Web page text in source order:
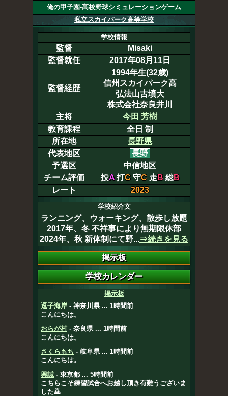
俺の甲子園-高校野球シミュレーションゲーム
私立スカイパーク高等学校
学校情報
監督
Misaki
監督就任
2017年08月11日
監督経歴
1994年生(32歳)
信州スカイパーク高
弘法山古墳大
株式会社奈良井川
主将
今田 芳樹
教育課程
全日 制
所在地
長野県
代表地区
長野
予選区
中信地区
チーム評価
投A打C守C走 B総B
レート
2023
学校紹介文
ランニング、ウォーキング、散歩し放題
2017年、冬 不祥事により無期限休部
2024年、秋 新体制にて野...⇒続きを見る
掲示板
逗子海岸 - 神奈川県 ... 1時間前
こんにちは。
おらが村- 奈良県 ... 1時間前
こんにちは。
さくらもち - 岐阜県 ... 1時間前
こんにちは。
興誠 - 東京都 ... 5時間前
こちらこそ練習試合へお越し頂き有難うございま
した🙇